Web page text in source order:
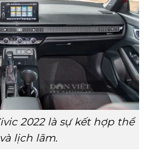
2022 là sự kết hợp thể
lịch lãm.